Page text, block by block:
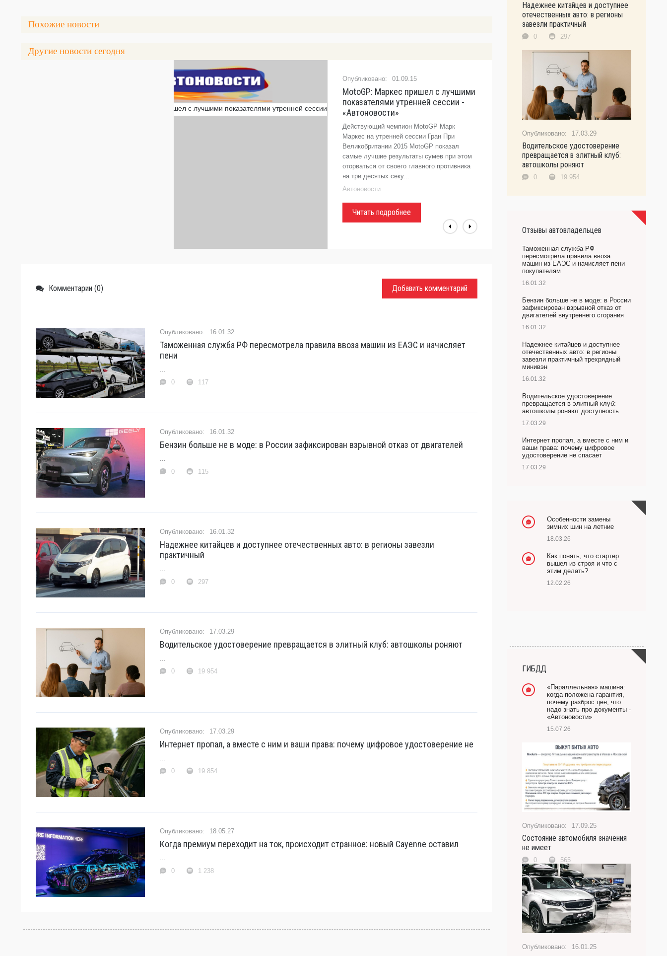
Похожие новости
Другие новости сегодня
01.09.15
MotoGP: Маркес пришел с лучшими
показателями утренней сессии -
«Автоновости»
Действующий чемпион MotoGP Марк
Маркес на утренней сессии Гран При
Великобритании 2015 MotoGP показал
самые лучшие результаты сумев при этом
оторваться от своего главного противника
на три десятых секу...
Автоновости
Читать подробнее
Комментарии (0) Добавить комментарий
16.01.32
Таможенная служба РФ пересмотрела правила ввоза машин из ЕАЭС и начисляет
пени
...
0
117
16.01.32
Бензин больше не в моде: в России зафиксирован взрывной отказ от двигателей
...
0
115
16.01.32
Надежнее китайцев и доступнее отечественных авто: в регионы завезли
практичный
...
0
297
17.03.29
Водительское удостоверение превращается в элитный клуб: автошколы роняют
...
0
19 954
17.03.29
Интернет пропал, а вместе с ним и ваши права: почему цифровое удостоверение не
...
0
19 854
18.05.27
Когда премиум переходит на ток, происходит странное: новый Cayenne оставил
...
0
1 238
Надежнее китайцев и доступнее
отечественных авто: в регионы
завезли практичный
0 297
17.03.29
Водительское удостоверение
превращается в элитный клуб:
автошколы роняют
0 19 954
Отзывы автовладельцев
Таможенная служба РФ
пересмотрела правила ввоза
машин из ЕАЭС и начисляет пени
покупателям
16.01.32
Бензин больше не в моде: в России
зафиксирован взрывной отказ от
двигателей внутреннего сгорания
16.01.32
Надежнее китайцев и доступнее
отечественных авто: в регионы
завезли практичный трехрядный
минивэн
16.01.32
Водительское удостоверение
превращается в элитный клуб:
автошколы роняют доступность
17.03.29
Интернет пропал, а вместе с ним и
ваши права: почему цифровое
удостоверение не спасает
17.03.29
Особенности замены
зимних шин на летние
18.03.26
Как понять, что стартер
вышел из строя и что с
этим делать?
12.02.26
ГИБДД
«Параллельная» машина:
когда положена гарантия,
почему разброс цен, что
надо знать про документы -
«Автоновости»
15.07.26
17.09.25
Состояние автомобиля значения
не имеет
0 565
16.01.25